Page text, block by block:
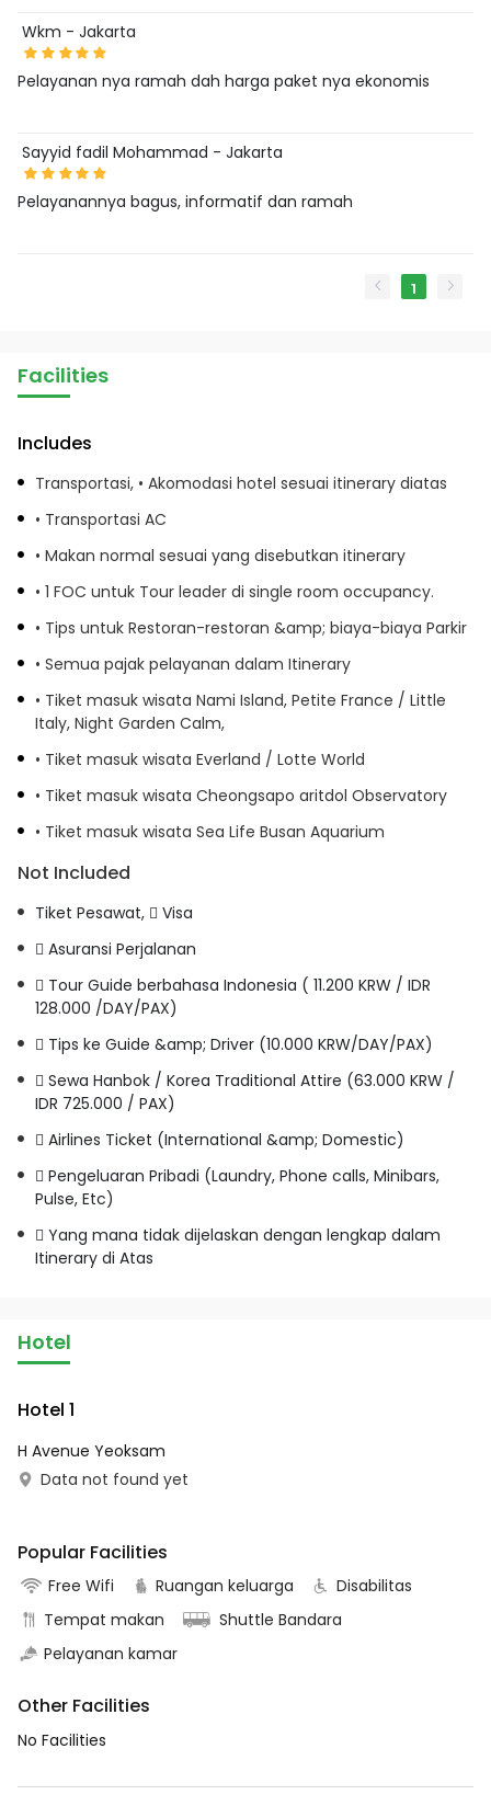
Wkm - Jakarta
Pelayanan nya ramah dah harga paket nya ekonomis
Sayyid fadil Mohammad - Jakarta
Pelayanannya bagus, informatif dan ramah
1
Facilities
Includes
Transportasi, • Akomodasi hotel sesuai itinerary diatas
• Transportasi AC
• Makan normal sesuai yang disebutkan itinerary
• 1 FOC untuk Tour leader di single room occupancy.
• Tips untuk Restoran-restoran &amp; biaya-biaya Parkir
• Semua pajak pelayanan dalam Itinerary
• Tiket masuk wisata Nami Island, Petite France / Little
Italy, Night Garden Calm,
• Tiket masuk wisata Everland / Lotte World
• Tiket masuk wisata Cheongsapo aritdol Observatory
• Tiket masuk wisata Sea Life Busan Aquarium
Not Included
Tiket Pesawat,  Visa
 Asuransi Perjalanan
 Tour Guide berbahasa Indonesia ( 11.200 KRW / IDR
128.000 /DAY/PAX)
 Tips ke Guide &amp; Driver (10.000 KRW/DAY/PAX)
 Sewa Hanbok / Korea Traditional Attire (63.000 KRW /
IDR 725.000 / PAX)
 Airlines Ticket (International &amp; Domestic)
 Pengeluaran Pribadi (Laundry, Phone calls, Minibars,
Pulse, Etc)
 Yang mana tidak dijelaskan dengan lengkap dalam
Itinerary di Atas
Hotel
Hotel 1
H Avenue Yeoksam
Data not found yet
Popular Facilities
Free Wifi Ruangan keluarga
Disabilitas
Tempat makan
Shuttle Bandara
Pelayanan kamar
Other Facilities
No Facilities